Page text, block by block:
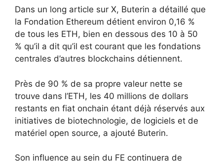
Dans un long article sur X, Buterin a détaillé que
la Fondation Ethereum détient environ 0,16 %
de tous les ETH, bien en dessous des 10 à 50
% qu’il a dit qu’il est courant que les fondations
centrales d’autres blockchains détiennent.
Près de 90 % de sa propre valeur nette se
trouve dans l’ETH, les 40 millions de dollars
restants en fiat onchain étant déjà réservés aux
initiatives de biotechnologie, de logiciels et de
matériel open source, a ajouté Buterin.
Son influence au sein du FE continuera de